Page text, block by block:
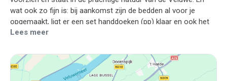
wat ook zo fijn is: bij aankomst zijn de bedden al voor je
opgemaakt, ligt er een set handdoeken (pp) klaar en ook het
Lees meer